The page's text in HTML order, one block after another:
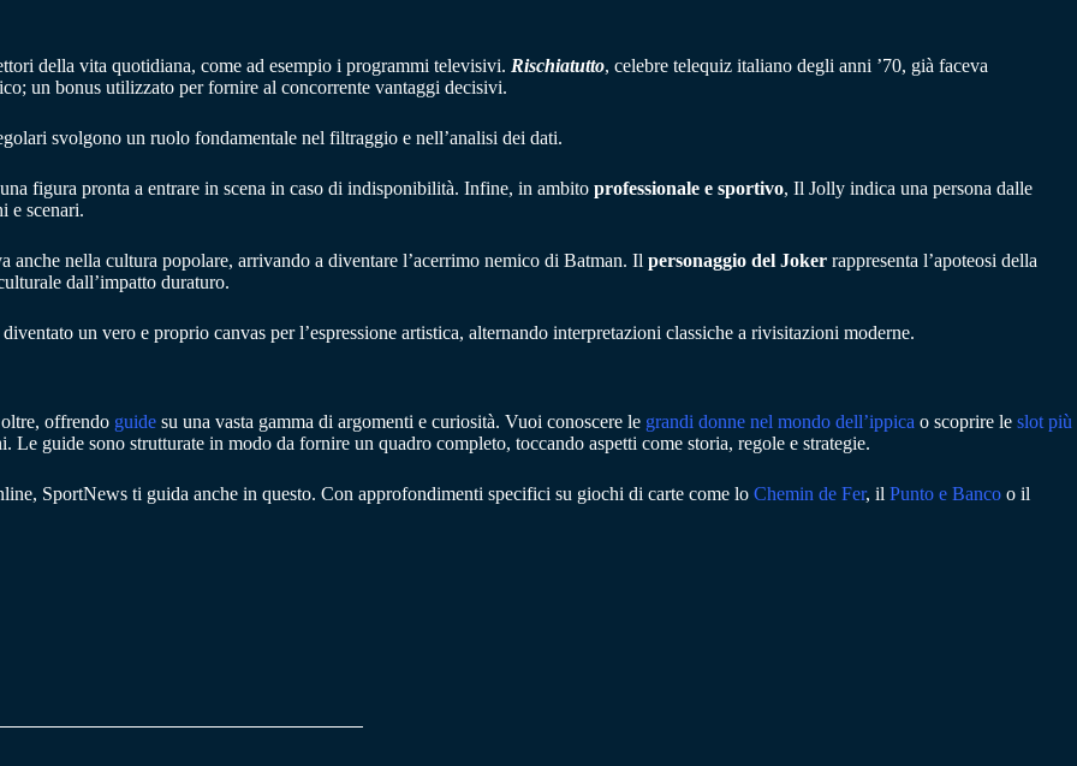
della vita quotidiana, come ad esempio i programmi televisivi. Rischiatutto, celebre telequiz italiano degli anni ’70, già faceva
un bonus utilizzato per fornire al concorrente vantaggi decisivi.
svolgono un ruolo fondamentale nel filtraggio e nell’analisi dei dati.
figura pronta a entrare in scena in caso di indisponibilità. Infine, in ambito professionale e sportivo, Il Jolly indica una persona dalle
e scenari.
nella cultura popolare, arrivando a diventare l’acerrimo nemico di Batman. Il personaggio del Joker rappresenta l’apoteosi della
dall’impatto duraturo.
un vero e proprio canvas per l’espressione artistica, alternando interpretazioni classiche a rivisitazioni moderne.
offrendo guide su una vasta gamma di argomenti e curiosità. Vuoi conoscere le grandi donne nel mondo dell’ippica o scoprire le slot più
Le guide sono strutturate in modo da fornire un quadro completo, toccando aspetti come storia, regole e strategie.
SportNews ti guida anche in questo. Con approfondimenti specifici su giochi di carte come lo Chemin de Fer, il Punto e Banco o il